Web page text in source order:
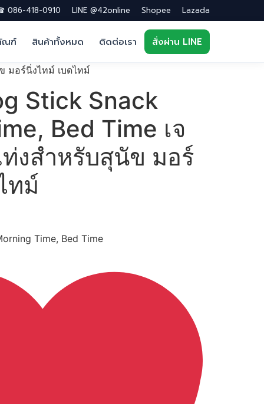
086-418-0910 LINE @42online Shopee Lazada
ณฑ์ สินค้าทั้งหมด ติดต่อเรา สั่งผ่าน LINE
มอร์นิ่งไทม์ เบดไทม์
Stick Snack
Bed Time เจ
งสำหรับสุนัข มอร์
ทม์
Time, Bed Time